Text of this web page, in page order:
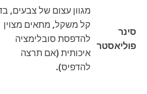
סינר
פוליאסטר
מגוון עצום של צבעים,
קל משקל, מתאים מצוין
להדפסת סובלימציה
איכותית (אם תרצה
להדפיס).